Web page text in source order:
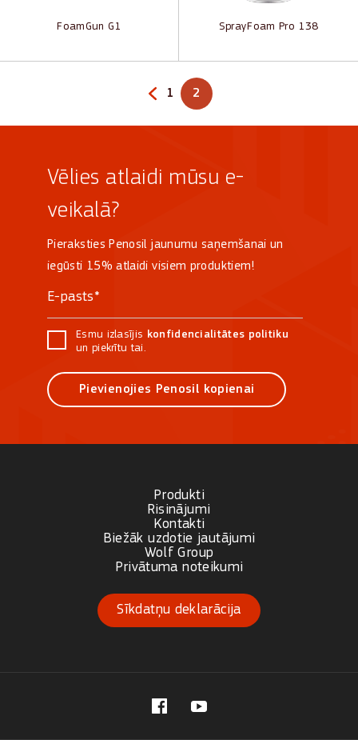
FoamGun G1 SprayFoam Pro 138
Go to previous page
Page
1
of 2
Page
2
of 2
Vēlies atlaidi mūsu e-
veikalā?
Pieraksties Penosil jaunumu saņemšanai un
iegūsti 15% atlaidi visiem produktiem!
Esmu izlasījis konfidencialitātes politiku
un piekrītu tai.
Pievienojies Penosil kopienai
Produkti
Risinājumi
Kontakti
Biežāk uzdotie jautājumi
Wolf Group
Privātuma noteikumi
Sīkdatņu deklarācija